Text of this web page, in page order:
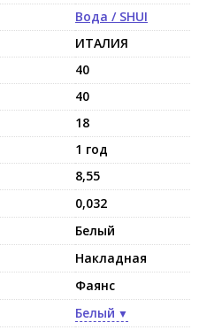
Вода / SHUI
ИТАЛИЯ
40
40
18
1 год
8,55
0,032
Белый
Накладная
Фаянс
Белый